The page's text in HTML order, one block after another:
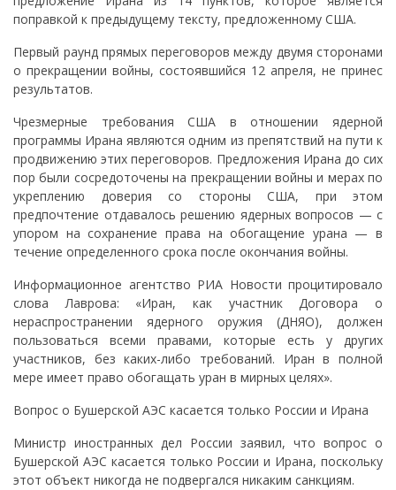
поправкой к предыдущему тексту, предложенному США.
Первый раунд прямых переговоров между двумя сторонами
о прекращении войны, состоявшийся 12 апреля, не принес
результатов.
Чрезмерные требования США в отношении ядерной
программы Ирана являются одним из препятствий на пути к
продвижению этих переговоров. Предложения Ирана до сих
пор были сосредоточены на прекращении войны и мерах по
укреплению доверия со стороны США, при этом
предпочтение отдавалось решению ядерных вопросов — с
упором на сохранение права на обогащение урана — в
течение определенного срока после окончания войны.
Информационное агентство РИА Новости процитировало
слова Лаврова: «Иран, как участник Договора о
нераспространении ядерного оружия (ДНЯО), должен
пользоваться всеми правами, которые есть у других
участников, без каких-либо требований. Иран в полной
мере имеет право обогащать уран в мирных целях».
Вопрос о Бушерской АЭС касается только России и Ирана
Министр иностранных дел России заявил, что вопрос о
Бушерской АЭС касается только России и Ирана, поскольку
этот объект никогда не подвергался никаким санкциям.